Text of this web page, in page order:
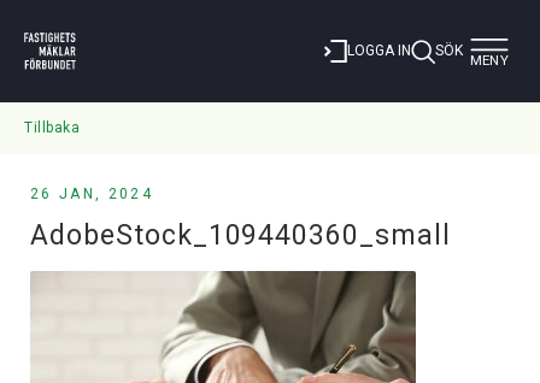
LOGGA IN SÖK Toggle
MENY
Tillbaka
26 JAN, 2024
AdobeStock_109440360_small